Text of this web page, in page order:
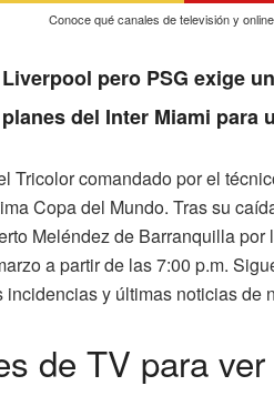
Conoce qué canales de televisión y
pero PSG exige
del Inter Miami para
Tricolor comandado por el
Copa del Mundo. Tras su
Meléndez de Barranquilla
a partir de las 7:00 p.m.
y últimas noticias de
de TV para